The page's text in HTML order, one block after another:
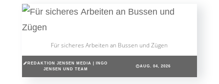
Für sicheres Arbeiten an Bussen und Zügen
REDAKTION JENSEN MEDIA | INGO
JENSEN UND TEAM
AUG. 04, 2026